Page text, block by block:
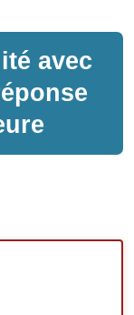
avec